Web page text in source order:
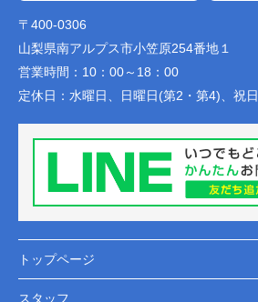
〒400-0306
山梨県南アルプス市小笠原254番地１
営業時間： 10：00～18：00
定休日： 水曜日、日曜日(第2・第4)、祝日
トップページ
スタッフ